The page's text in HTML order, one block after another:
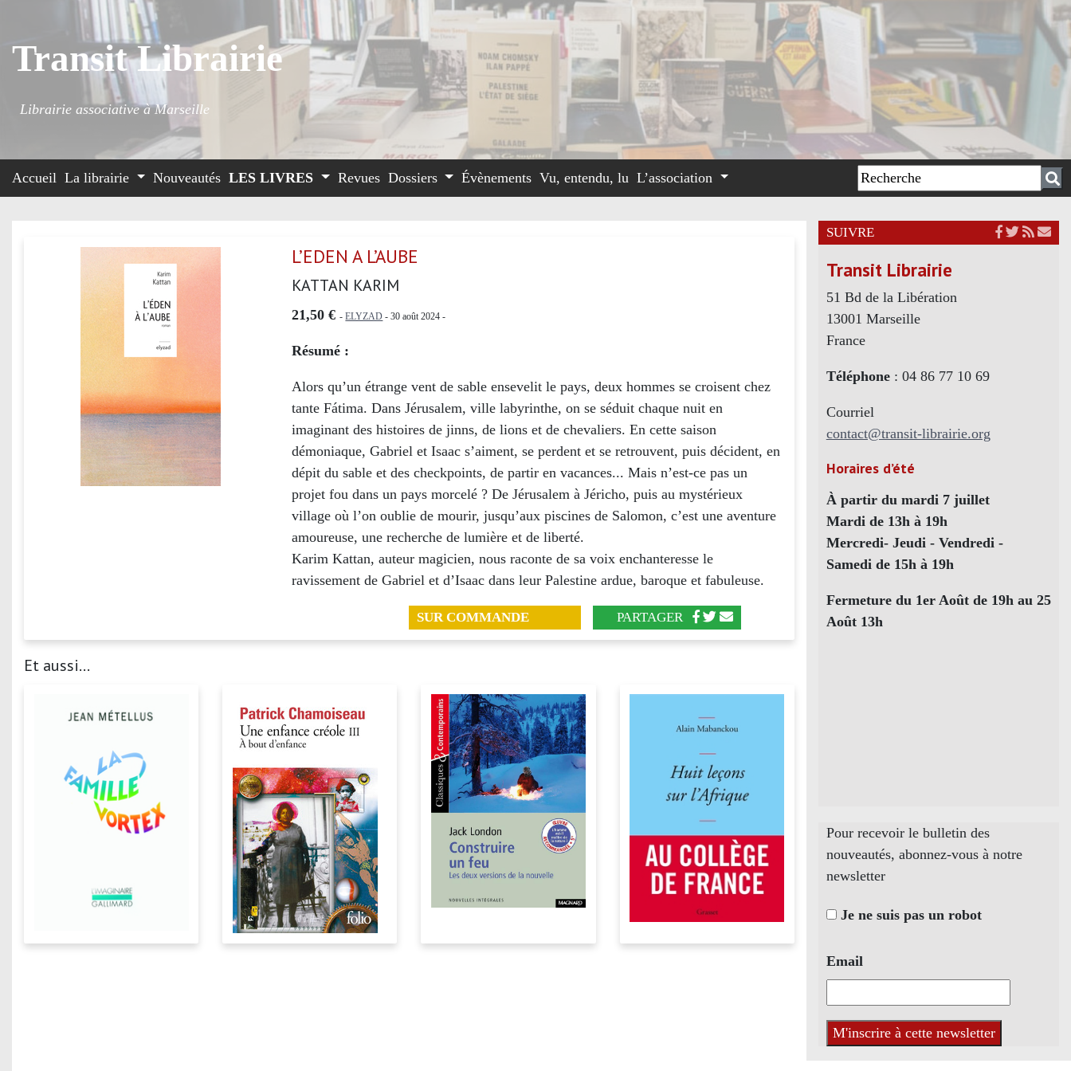
Transit Librairie
Librairie associative à Marseille
Accueil La librairie Nouveautés LES LIVRES Revues Dossiers Évènements Vu, entendu, lu L’association
L’EDEN A L’AUBE
KATTAN KARIM
21,50 € -ELYZAD - 30 août 2024 -
Résumé :
Alors qu’un étrange vent de sable ensevelit le pays, deux hommes se croisent chez
tante Fátima. Dans Jérusalem, ville labyrinthe, on se séduit chaque nuit en
imaginant des histoires de jinns, de lions et de chevaliers. En cette saison
démoniaque, Gabriel et Isaac s’aiment, se perdent et se retrouvent, puis décident, en
dépit du sable et des checkpoints, de partir en vacances... Mais n’est-ce pas un
projet fou dans un pays morcelé ? De Jérusalem à Jéricho, puis au mystérieux
village où l’on oublie de mourir, jusqu’aux piscines de Salomon, c’est une aventure
amoureuse, une recherche de lumière et de liberté.
Karim Kattan, auteur magicien, nous raconte de sa voix enchanteresse le
ravissement de Gabriel et d’Isaac dans leur Palestine ardue, baroque et fabuleuse.
SUR COMMANDE PARTAGER
Et aussi...
SUIVRE
Transit Librairie
51 Bd de la Libération
13001 Marseille
France
Téléphone: 04 86 77 10 69
Courriel
contact@transit-librairie.org
Horaires d’été
À partir du mardi 7 juillet
Mardi de 13h à 19h
Mercredi- Jeudi - Vendredi -
Samedi de 15h à 19h
Fermeture du 1er Août de 19h au 25
Août 13h
Pour recevoir le bulletin des
nouveautés, abonnez-vous à notre
newsletter
Je ne suis pas un robot
Email